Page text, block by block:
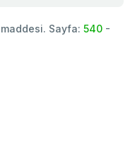
maddesi. Sayfa: 540 -